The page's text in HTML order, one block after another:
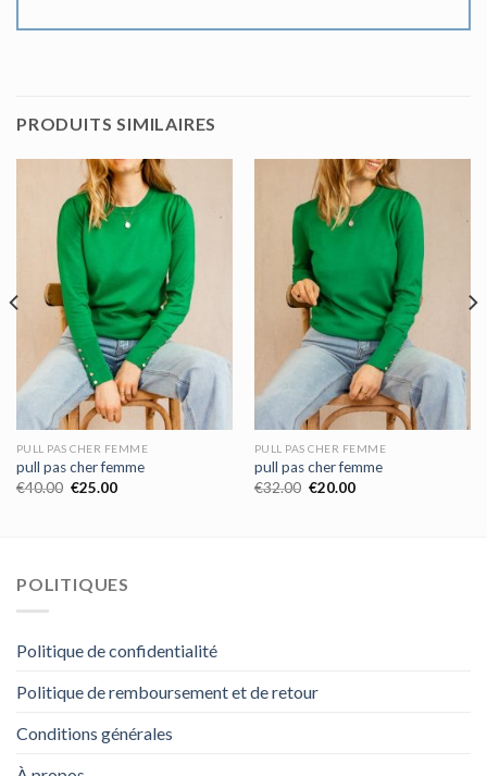
PRODUITS SIMILAIRES
PULL PAS CHER FEMME
pull pas cher femme
€40.00 €25.00
PULL PAS CHER FEMME
pull pas cher femme
€32.00 €20.00
POLITIQUES
Politique de confidentialité
Politique de remboursement et de retour
Conditions générales